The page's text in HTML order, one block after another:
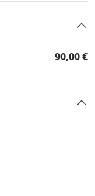
90,00 €